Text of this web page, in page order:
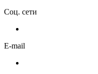
Соц. сети
E-mail